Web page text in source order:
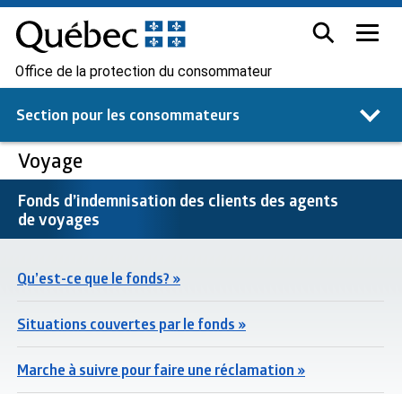
Office de la protection du consommateur
Section pour les consommateurs
Voyage
Fonds d’indemnisation des clients des agents
de voyages
Qu’est-ce que le fonds? »
Situations couvertes par le fonds »
Marche à suivre pour faire une réclamation »